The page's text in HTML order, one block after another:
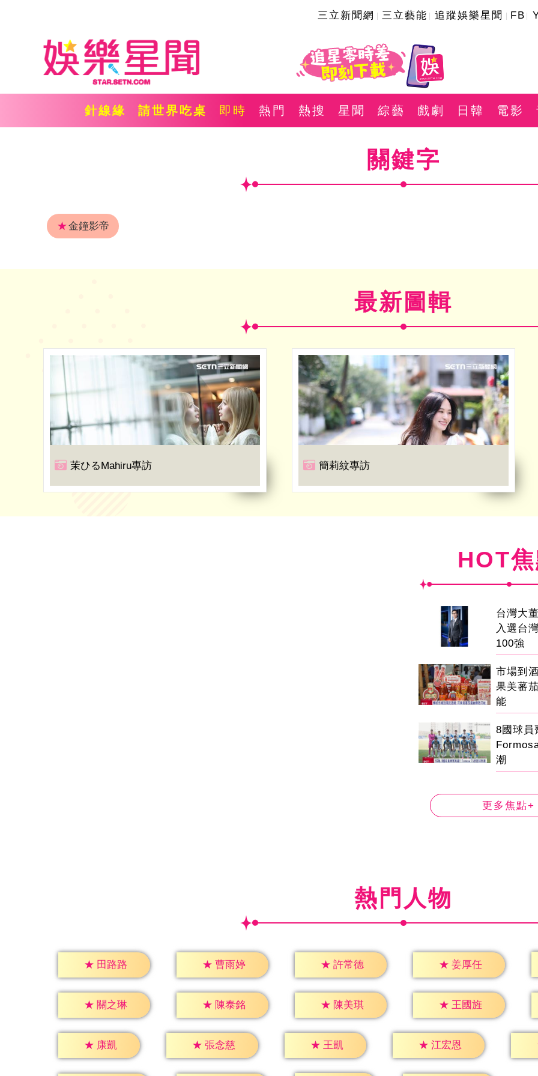
三立新聞網 三立藝能 追蹤娛樂星聞 FB
針線緣 請世界吃桌 即時 熱門 熱搜 星聞 綜藝 戲劇 日韓 電影
關鍵字
★金鐘影帝
最新圖輯
茉ひるMahiru專訪 簡莉紋專訪
HOT
台灣大
入選台
100強
市場到
果美蕃
能
8國球
潮
更多焦點+
熱門人物
★ 田路路 ★ 曹雨婷 ★ 許常德 ★ 姜厚任
★ 關之琳 ★ 陳泰銘 ★ 陳美琪 ★ 王國旌
★ 康凱 ★ 張念慈 ★ 王凱 ★ 江宏恩